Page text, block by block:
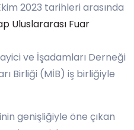
2023 tarihleri arasında
Uluslararası Fuar
ve İşadamları Derneği
Birliği (MİB) iş birliğiyle
genişliğiyle öne çıkan